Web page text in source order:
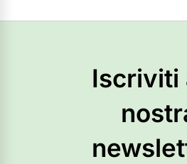
Iscriviti